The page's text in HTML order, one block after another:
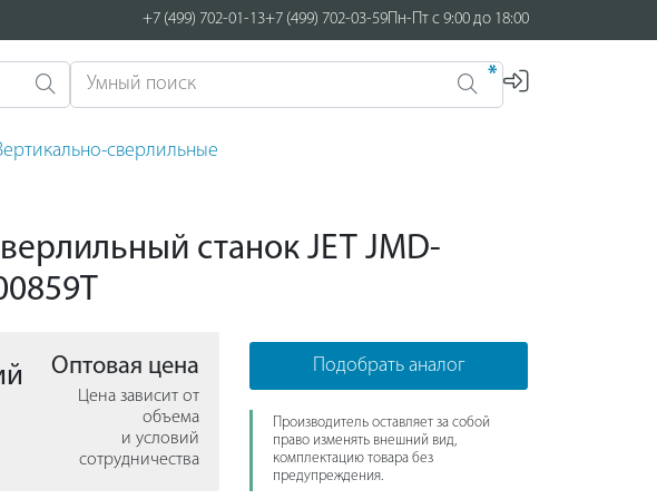
+7 (499) 702-01-13+7 (499) 702-03-59Пн-Пт с 9:00 до 18:00
*
сверлильные
станок JET JMD-
Оптовая цена
Цена зависит от
объема
и условий
сотрудничества
Подобрать аналог
Производитель оставляет за собой
право изменять внешний вид,
комплектацию товара без
предупреждения.